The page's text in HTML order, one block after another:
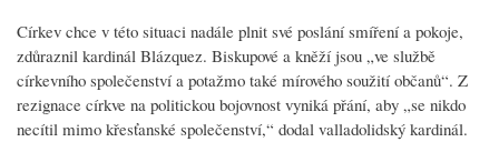
Církev chce v této situaci nadále plnit své poslání smíření a pokoje,
zdůraznil kardinál Blázquez. Biskupové a kněží jsou „ve službě
církevního společenství a potažmo také mírového soužití občanů“. Z
rezignace církve na politickou bojovnost vyniká přání, aby „se nikdo
necítil mimo křesťanské společenství,“ dodal valladolidský kardinál.